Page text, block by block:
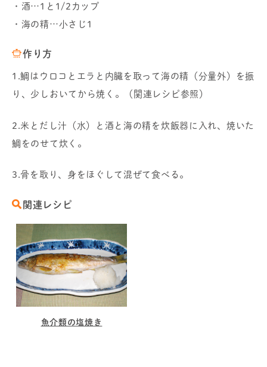
・酒…1と1/2カップ
・海の精…小さじ1
作り方
1.鯛はウロコとエラと内臓を取って海の精（分量外）を振
り、少しおいてから焼く。（関連レシピ参照）
2.米とだし汁（水）と酒と海の精を炊飯器に入れ、焼いた
鯛をのせて炊く。
3.骨を取り、身をほぐして混ぜて食べる。
関連レシピ
魚介類の塩焼き